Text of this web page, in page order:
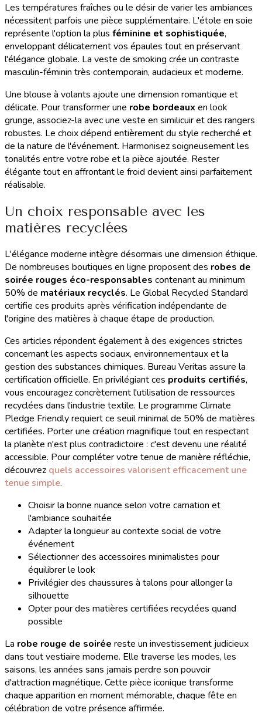
Les températures fraîches ou le désir de varier les ambiances
nécessitent parfois une pièce supplémentaire. L'étole en soie
représente l'option la plus féminine et sophistiquée,
enveloppant délicatement vos épaules tout en préservant
l'élégance globale. La veste de smoking crée un contraste
masculin-féminin très contemporain, audacieux et moderne.
Une blouse à volants ajoute une dimension romantique et
délicate. Pour transformer une robe bordeaux en look
grunge, associez-la avec une veste en similicuir et des rangers
robustes. Le choix dépend entièrement du style recherché et
de la nature de l'événement. Harmonisez soigneusement les
tonalités entre votre robe et la pièce ajoutée. Rester
élégante tout en affrontant le froid devient ainsi parfaitement
réalisable.
Un choix responsable avec les
matières recyclées
L'élégance moderne intègre désormais une dimension éthique.
De nombreuses boutiques en ligne proposent des robes de
soirée rouges éco-responsables contenant au minimum
50% de matériaux recyclés. Le Global Recycled Standard
certifie ces produits après vérification indépendante de
l'origine des matières à chaque étape de production.
Ces articles répondent également à des exigences strictes
concernant les aspects sociaux, environnementaux et la
gestion des substances chimiques. Bureau Veritas assure la
certification officielle. En privilégiant ces produits certifiés,
vous encouragez concrètement l'utilisation de ressources
recyclées dans l'industrie textile. Le programme Climate
Pledge Friendly requiert ce seuil minimal de 50% de matières
certifiées. Porter une création magnifique tout en respectant
la planète n'est plus contradictoire : c'est devenu une réalité
accessible. Pour compléter votre tenue de manière réfléchie,
découvrez quels accessoires valorisent efficacement une
tenue simple.
Choisir la bonne nuance selon votre carnation et
l'ambiance souhaitée
Adapter la longueur au contexte social de votre
événement
Sélectionner des accessoires minimalistes pour
équilibrer le look
Privilégier des chaussures à talons pour allonger la
silhouette
Opter pour des matières certifiées recyclées quand
possible
La robe rouge de soirée reste un investissement judicieux
dans tout vestiaire moderne. Elle traverse les modes, les
saisons, les années sans jamais perdre son pouvoir
d'attraction magnétique. Cette pièce iconique transforme
chaque apparition en moment mémorable, chaque fête en
célébration de votre présence affirmée.